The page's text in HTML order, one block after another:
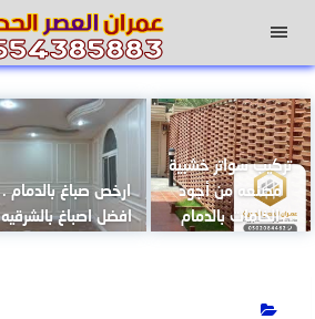
القائمة
تركيب سواتر خشبية
مصنعه من أجود
الخامات بالدمام
ارخص صباغ بالدمام .
افضل اصباغ بالشرقيه